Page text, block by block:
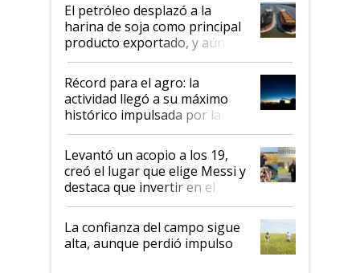
El petróleo desplazó a la
harina de soja como principal
producto exportado, y aún así
el agro aportó casi seis de cada
diez dólares y sostuvo el
liderazgo en un semestre
récord
Récord para el agro: la
actividad llegó a su máximo
histórico impulsada por la
cosecha y las exportaciones
Levantó un acopio a los 19,
creó el lugar que elige Messi y
destaca que invertir en el
kirchnerismo era como "darle
plata a un hijo para droga":
Juan Félix Rossetti, el libertario
que de una dura crisis salió
La confianza del campo sigue
alta, aunque perdió impulso